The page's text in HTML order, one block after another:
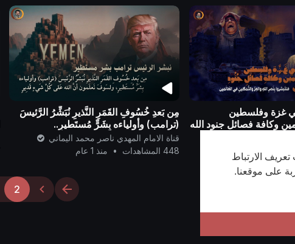
الارتباط
على موقعنا.
غزة وفلسطين
وكافة فصائل جنود الله
مِن بَعدِ خُسُوفِ القَمَرِ النَّذيرِ نُبَشِّرُ الرَّئيسَ
(ترامب) وأولياءه بِشَرٍّ مُستَطيرٍ..
قناة الامام المهدي ناصر محمد اليماني
448 المشاهدات
• منذ 1 عام
2